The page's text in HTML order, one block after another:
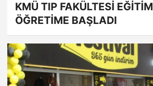
KMÜ TIP FAKÜLTESİ EĞİTİM
ÖĞRETİME BAŞLADI